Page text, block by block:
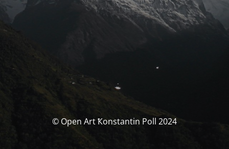
© Open Art Ҟonstantin Poll 2024